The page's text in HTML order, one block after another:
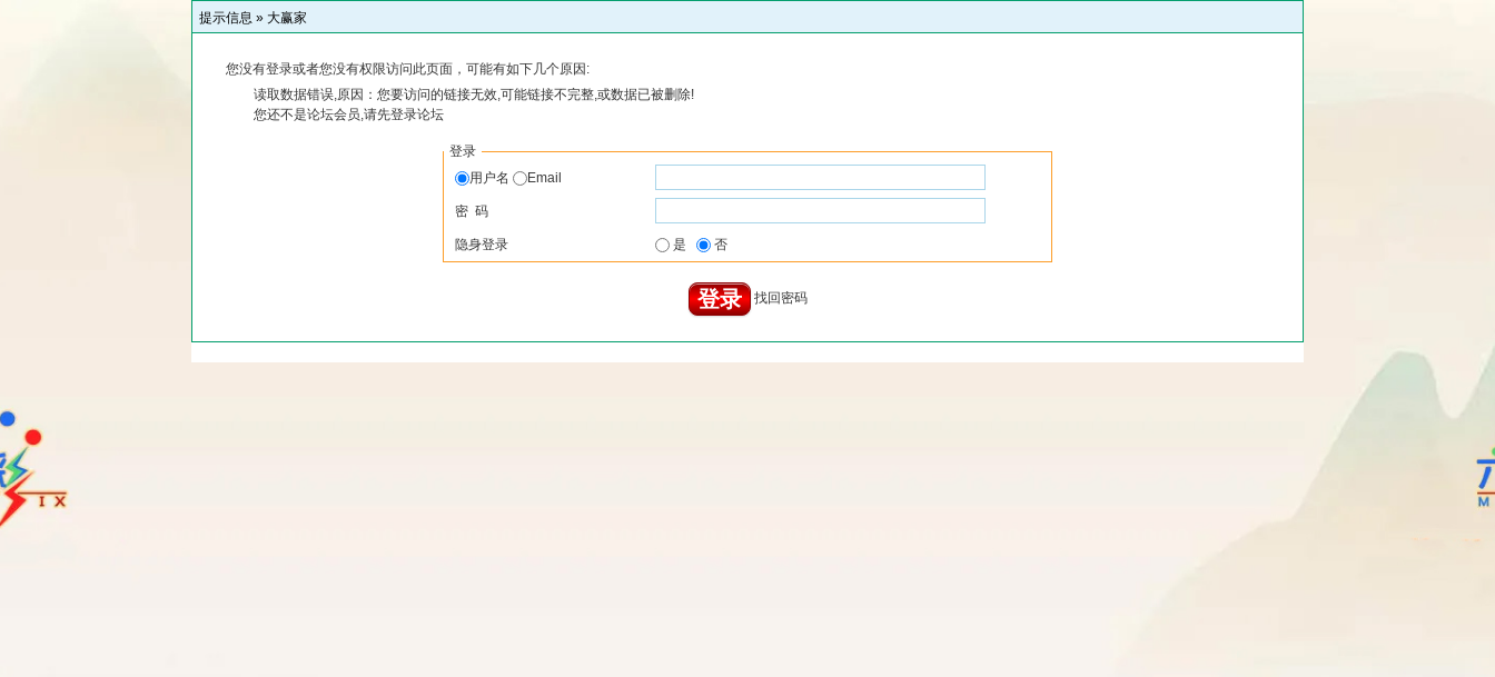
提示信息 » 大赢家
您没有登录或者您没有权限访问此页面，可能有如下几个原因:
读取数据错误,原因：您要访问的链接无效,可能链接不完整,或数据已被删除!
您还不是论坛会员,请先登录论坛
登录
用户名
Email
密 码
隐身登录 是 否
找回密码